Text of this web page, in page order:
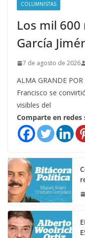
COLUMNISTAS
Los mil
García
7 de agosto de 2026
ALMA GRANDE
Francisco se
visibles del
Comparte en redes